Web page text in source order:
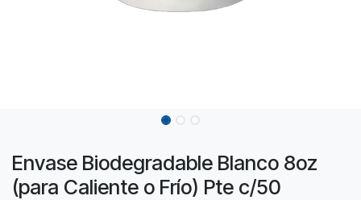
Envase Biodegradable Blanco 8oz
(para Caliente o Frío) Pte c/50